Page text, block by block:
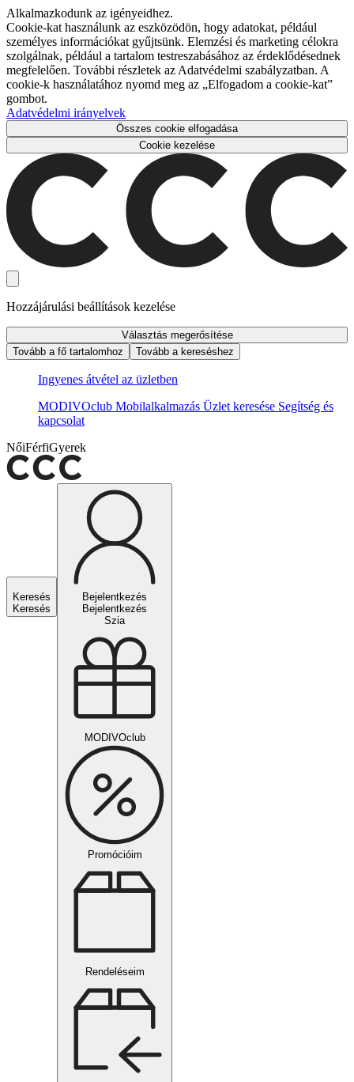
Alkalmazkodunk az igényeidhez.
Cookie-kat használunk az eszközödön, hogy adatokat, például
személyes információkat gyűjtsünk. Elemzési és marketing célokra
szolgálnak, például a tartalom testreszabásához az érdeklődésednek
megfelelően. További részletek az Adatvédelmi szabályzatban. A
cookie-k használatához nyomd meg az „Elfogadom a cookie-kat”
gombot.
Adatvédelmi irányelvek
Összes cookie elfogadása
Cookie kezelése
Hozzájárulási beállítások kezelése
Választás megerősítése
Tovább a fő tartalomhoz
Tovább a kereséshez
Ingyenes átvétel az üzletben
MODIVOclub Mobilalkalmazás Üzlet keresése Segítség és
kapcsolat
NőiFérfiGyerek
Keresés
Keresés
Bejelentkezés
Bejelentkezés
Szia
MODIVOclub
Promócióim
Rendeléseim